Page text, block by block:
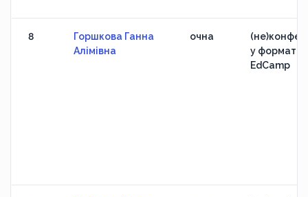
8
Горшкова Ганна
Алімівна
очна
у форматі
EdCamp